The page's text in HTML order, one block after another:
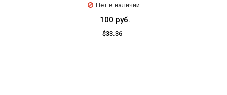
Нет в наличии
100 руб.
$33.36